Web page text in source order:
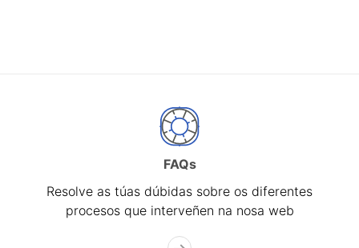
FAQs
Resolve as túas dúbidas sobre os diferentes
procesos que interveñen na nosa web